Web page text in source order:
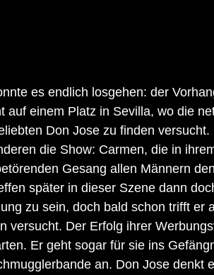
es endlich losgehen: der
auf einem Platz in Sevilla, wo die
Don Jose zu finden
die Show: Carmen, die in
Gesang allen Männern
später in dieser Szene dann
zu sein, doch bald schon trifft er
versucht. Der Erfolg ihrer
Er geht sogar für sie ins
an. Don Jose denkt